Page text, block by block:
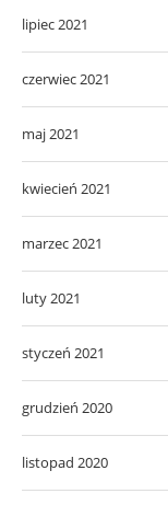
lipiec 2021
czerwiec 2021
maj 2021
kwiecień 2021
marzec 2021
luty 2021
styczeń 2021
grudzień 2020
listopad 2020